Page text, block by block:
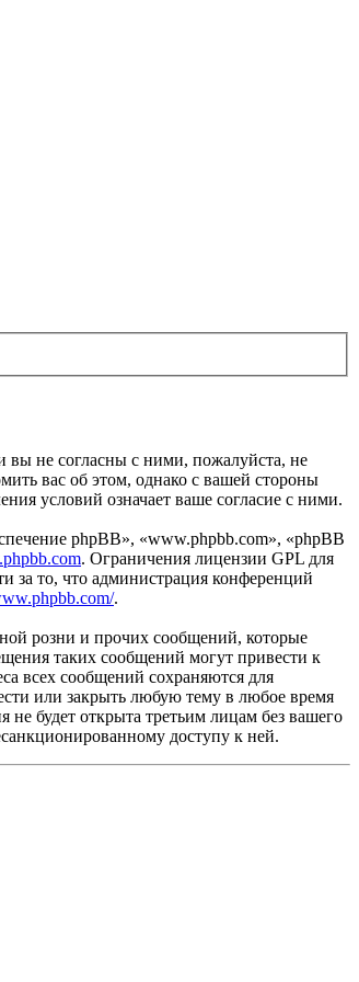
вы не согласны с ними, пожалуйста, не
вас об этом, однако с вашей стороны
условий означает ваше согласие с ними.
phpBB», «www.phpbb.com», «phpBB
. Ограничения лицензии GPL для
за то, что администрация конференций
.
розни и прочих сообщений, которые
таких сообщений могут привести к
всех сообщений сохраняются для
или закрыть любую тему в любое время
будет открыта третьим лицам без вашего
доступу к ней.